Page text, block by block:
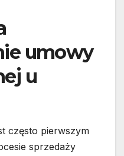
umowy
u
często pierwszym
sprzedaży